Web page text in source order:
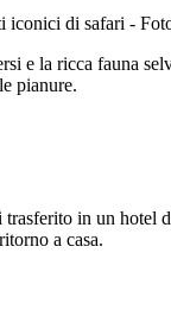
e la ricca fauna
pianure.
in un hotel
a casa.